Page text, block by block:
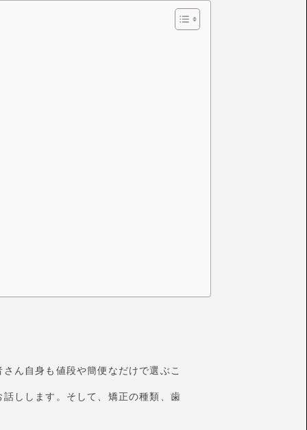
ん自身も値段や簡便なだけで選ぶこ
しします。そして、矯正の種類、歯